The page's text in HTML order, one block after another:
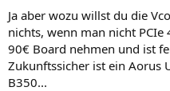
Ja aber wozu willst du die
nichts, wenn man nicht
90€ Board nehmen und ist
Zukunftssicher ist ein Aorus
B350...